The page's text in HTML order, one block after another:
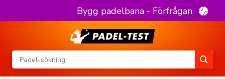
Bygg padelbana - Förfrågan